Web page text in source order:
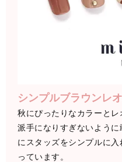
シンプルブラウンレ
秋にぴったりなカラーとレ
派手になりすぎないよう
にスタッズをシンプルに
っています。